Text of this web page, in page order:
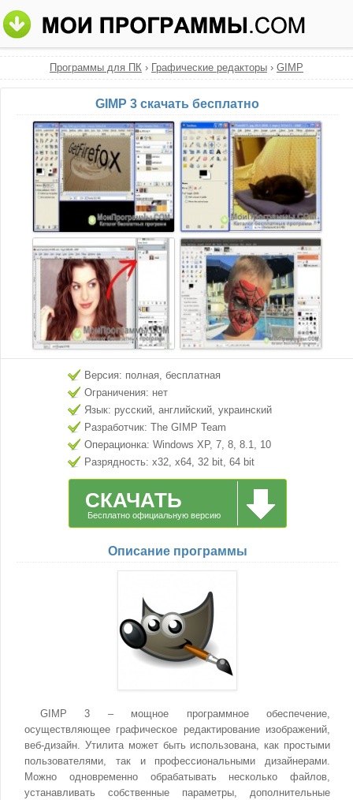
Программы для ПК › Графические редакторы › GIMP
GIMP 3 скачать бесплатно
Версия: полная, бесплатная
Ограничения: нет
Язык: русский, английский, украинский
Разработчик: The GIMP Team
Операционка: Windows XP, 7, 8, 8.1, 10
Разрядность: x32, x64, 32 bit, 64 bit
СКАЧАТЬ
Бесплатно официальную версию
Описание программы
GIMP 3 – мощное программное обеспечение,
осуществляющее графическое редактирование изображений,
веб-дизайн. Утилита может быть использована, как простыми
пользователями, так и профессиональными дизайнерами.
Можно одновременно обрабатывать несколько файлов,
устанавливать собственные параметры, дополнительные